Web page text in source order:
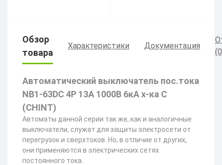
Обзор
товара
Характеристики Документация
Автоматический выключатель пос.тока
NB1-63DC 4P 13А 1000В 6кА х-ка C
(CHINT)
Автоматы данной серии так же, как и аналогичные
выключатели, служат для защиты электросети от
перегрузок и сверхтоков. Но, в отличие от других,
они применяются в электрических сетях
постоянного тока.